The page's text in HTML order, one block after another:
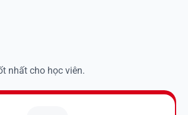
nhất cho học viên.